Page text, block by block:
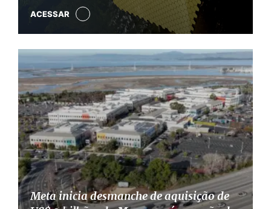
ACESSAR
Meta inicia desmanche de aquisição de